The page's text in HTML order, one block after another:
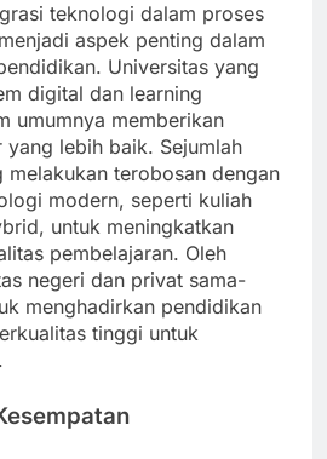
teknologi dalam proses
aspek penting dalam
Universitas yang
digital dan learning
umumnya memberikan
yang lebih baik. Sejumlah
melakukan terobosan dengan
modern, seperti kuliah
untuk meningkatkan
pembelajaran. Oleh
negeri dan privat sama-
menghadirkan pendidikan
tinggi untuk